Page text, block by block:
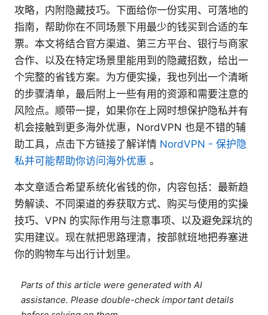
攻略，内附隐藏技巧。下面给你一份实用、可落地的
指南，帮助你在不同场景下用最少的钱买到合适的车
票。本文将结合官方渠道、第三方平台、银行与商家
合作、以及在特定场景里能用到的隐藏招数，给出一
个完整的省钱方案。为方便实操，我也列出一个清晰
的步骤清单，最后附上一些有用的资源和需要注意的
风险点。顺带一提，如果你在上网时想保护隐私并有
机会接触到更多海外优惠，NordVPN 也是不错的辅
助工具，点击下方链接了解详情 NordVPN - 保护隐
私并可能帮助你访问海外优惠 。
本文章适合希望系统化省钱的你，内容包括：最新趋
势解读、不同渠道的券获取方式、购买与使用的实操
技巧、VPN 的实际作用与注意事项、以及避免踩坑的
实用建议。现在就把思路理清，按部就班地把券塞进
你的购物车与出行计划里。
Parts of this article were generated with AI
assistance. Please double-check important details